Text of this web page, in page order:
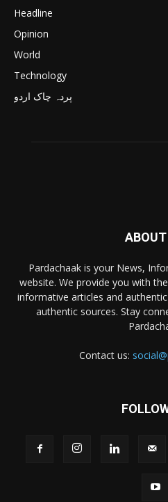
Headline
Opinion
World
Technology
پردہ چاک اردو
Pardachaak is your News,
website. We provide you with
informative articles and
authentic sources. Stay
Contact us: